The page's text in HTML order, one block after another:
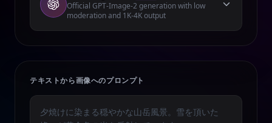
Official GPT-Image-2 generation with low
moderation and 1K-4K output
テキストから画像へのプロンプト